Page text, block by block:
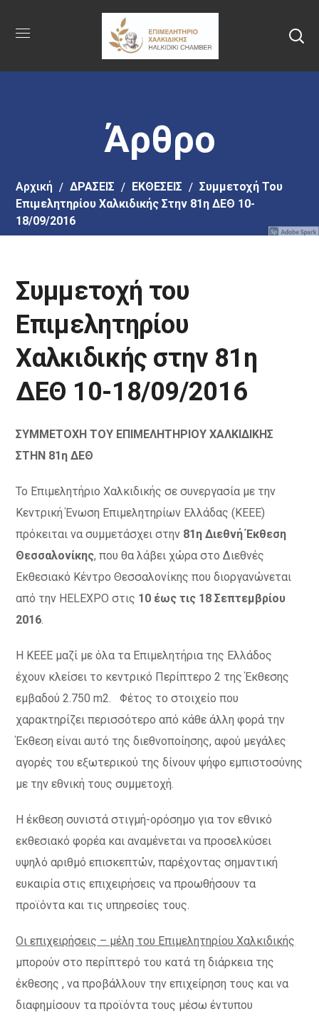
στο
περιεχόμενο
Άρθρο
Αρχική ΔΡΑΣΕΙΣ ΕΚΘΕΣΕΙΣ
Συμμετοχή Του
Επιμελητηρίου Χαλκιδικής Στην 81η ΔΕΘ 10-
18/09/2016
Συμμετοχή του
Επιμελητηρίου
Χαλκιδικής στην 81η
ΔΕΘ 10-18/09/2016
ΣΥΜΜΕΤΟΧΗ ΤΟΥ ΕΠΙΜΕΛΗΤΗΡΙΟΥ ΧΑΛΚΙΔΙΚΗΣ
ΣΤΗΝ 81η ΔΕΘ
Το Επιμελητήριο Χαλκιδικής σε συνεργασία με την
Κεντρική Ένωση Επιμελητηρίων Ελλάδας (ΚΕΕΕ)
πρόκειται να συμμετάσχει στην 81η Διεθνή Έκθεση
Θεσσαλονίκης, που θα λάβει χώρα στο Διεθνές
Εκθεσιακό Κέντρο Θεσσαλονίκης που διοργανώνεται
από την HELEXPO στις 10 έως τις 18 Σεπτεμβρίου
2016.
Η ΚΕΕΕ μαζί με όλα τα Επιμελητήρια της Ελλάδος
έχουν κλείσει το κεντρικό Περίπτερο 2 της Έκθεσης
εμβαδού 2.750 m2. Φέτος το στοιχείο που
χαρακτηρίζει περισσότερο από κάθε άλλη φορά την
Έκθεση είναι αυτό της διεθνοποίησης, αφού μεγάλες
αγορές του εξωτερικού της δίνουν ψήφο εμπιστοσύνης
με την εθνική τους συμμετοχή.
Η έκθεση συνιστά στιγμή-ορόσημο για τον εθνικό
εκθεσιακό φορέα και αναμένεται να προσελκύσει
υψηλό αριθμό επισκεπτών, παρέχοντας σημαντική
ευκαιρία στις επιχειρήσεις να προωθήσουν τα
προϊόντα και τις υπηρεσίες τους.
Οι επιχειρήσεις – μέλη του Επιμελητηρίου Χαλκιδικής
μπορούν στο περίπτερό του κατά τη διάρκεια της
έκθεσης , να προβάλλουν την επιχείρηση τους και να
διαφημίσουν τα προϊόντα τους μέσω έντυπου